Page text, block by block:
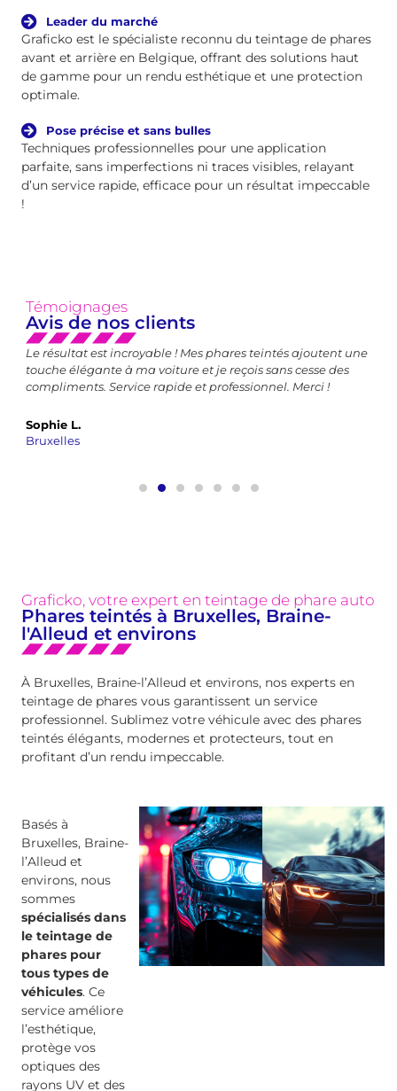
Leader du marché
Graficko est le spécialiste reconnu du teintage de phares
avant et arrière en Belgique, offrant des solutions haut
de gamme pour un rendu esthétique et une protection
optimale.
Pose précise et sans bulles
Techniques professionnelles pour une application
parfaite, sans imperfections ni traces visibles, relayant
d’un service rapide, efficace pour un résultat impeccable
!
Témoignages
Avis de nos clients
Le résultat est incroyable ! Mes phares teintés ajoutent une
touche élégante à ma voiture et je reçois sans cesse des
compliments. Service rapide et professionnel. Merci !
Sophie L.
Bruxelles
Graficko, votre expert en teintage de phare auto
Phares teintés à Bruxelles, Braine-
l'Alleud et environs
À Bruxelles, Braine-l’Alleud et environs, nos experts en
teintage de phares vous garantissent un service
professionnel. Sublimez votre véhicule avec des phares
teintés élégants, modernes et protecteurs, tout en
profitant d’un rendu impeccable.
Basés à
Bruxelles, Braine-
l’Alleud et
environs, nous
sommes
spécialisés dans
le teintage de
phares pour
tous types de
véhicules. Ce
service améliore
l’esthétique,
protège vos
optiques des
rayons UV et des